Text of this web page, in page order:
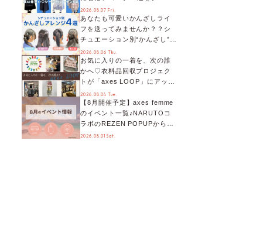
別に徹底解説！
2026.08.07 Fri.
あなたも可愛いかんざしライ
フを送ってみませんか？？シ
チュエーション別“かんざし”の
オススメ【ショップスタッフ
編集部】
2026.08.06 Thu.
お気に入りの一着を、次の誰
かへ♡衣料品回収プロジェク
トが「axes LOOP」にアップ
デート！活用するとポイント
が手に入る◎
2026.08.04 Tue.
【8月開催予定】axes femme
のイベント一覧♪NARUTOコ
ラボのREZEN POPUPから、
プチYour Stage.、ティーパー
2026.08.01 Sat.